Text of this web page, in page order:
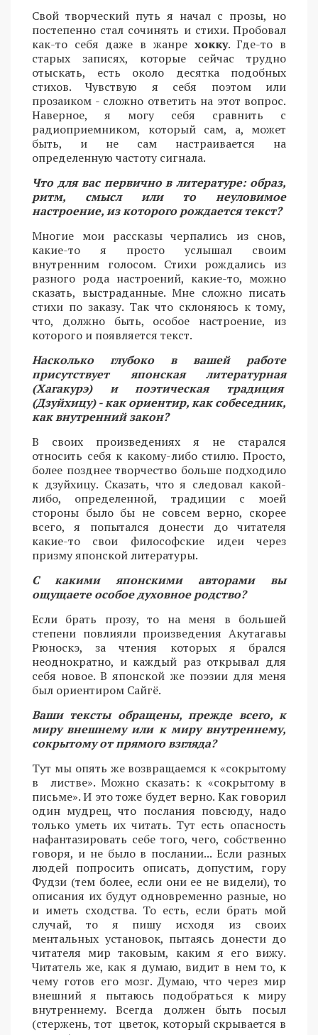
Свой творческий путь я начал с прозы, но
постепенно стал сочинять и стихи. Пробовал
как-то себя даже в жанре хокку. Где-то в
старых записях, которые сейчас трудно
отыскать, есть около десятка подобных
стихов. Чувствую я себя поэтом или
прозаиком - сложно ответить на этот вопрос.
Наверное, я могу себя сравнить с
радиоприемником, который сам, а, может
быть, и не сам настраивается на
определенную частоту сигнала.
Что для вас первично в литературе: образ,
ритм, смысл или то неуловимое
настроение, из которого рождается текст?
Многие мои рассказы черпались из снов,
какие-то я просто услышал своим
внутренним голосом. Стихи рождались из
разного рода настроений, какие-то, можно
сказать, выстраданные. Мне сложно писать
стихи по заказу. Так что склоняюсь к тому,
что, должно быть, особое настроение, из
которого и появляется текст.
Насколько глубоко в вашей работе
присутствует японская литературная
(Хагакурэ) и поэтическая традиция
(Дзуйхицу) - как ориентир, как собеседник,
как внутренний закон?
В своих произведениях я не старался
относить себя к какому-либо стилю. Просто,
более позднее творчество больше подходило
к дзуйхицу. Сказать, что я следовал какой-
либо, определенной, традиции с моей
стороны было бы не совсем верно, скорее
всего, я попытался донести до читателя
какие-то свои философские идеи через
призму японской литературы.
С какими японскими авторами вы
ощущаете особое духовное родство?
Если брать прозу, то на меня в большей
степени повлияли произведения Акутагавы
Рюноскэ, за чтения которых я брался
неоднократно, и каждый раз открывал для
себя новое. В японской же поэзии для меня
был ориентиром Сайгё.
Ваши тексты обращены, прежде всего, к
миру внешнему или к миру внутреннему,
сокрытому от прямого взгляда?
Тут мы опять же возвращаемся к «сокрытому
в листве». Можно сказать: к «сокрытому в
письме». И это тоже будет верно. Как говорил
один мудрец, что послания повсюду, надо
только уметь их читать. Тут есть опасность
нафантазировать себе того, чего, собственно
говоря, и не было в послании... Если разных
людей попросить описать, допустим, гору
Фудзи (тем более, если они ее не видели), то
описания их будут одновременно разные, но
и иметь сходства. То есть, если брать мой
случай, то я пишу исходя из своих
ментальных установок, пытаясь донести до
читателя мир таковым, каким я его вижу.
Читатель же, как я думаю, видит в нем то, к
чему готов его мозг. Думаю, что через мир
внешний я пытаюсь подобраться к миру
внутреннему. Всегда должен быть посыл
(стержень, тот цветок, который скрывается в